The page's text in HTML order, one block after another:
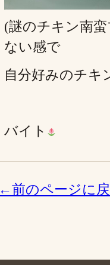
(謎のチキン南
ない感で
自分好みのチ
バイト
←前のページに